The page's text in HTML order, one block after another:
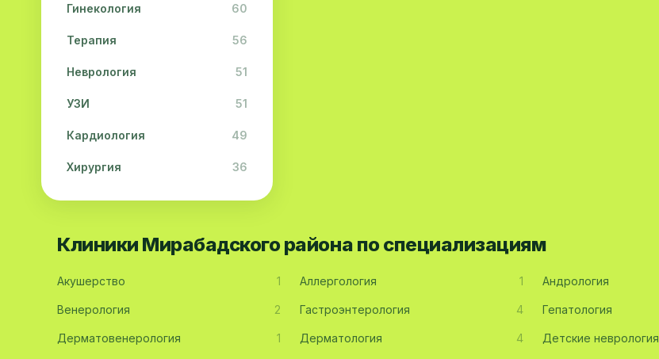
Гинекология 60
Терапия 56
Неврология 51
УЗИ 51
Кардиология 49
Хирургия 36
Физиотерапия 31
Клиники Мирабадского района по специализациям
Акушерство 1 Аллергология 1 Андрология
Венерология 2 Гастроэнтерология 4 Гепатология
Дерматовенерология 1 Дерматология 4 Детские неврология